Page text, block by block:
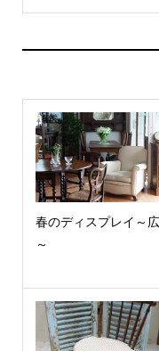
春のディスプレイ～
～